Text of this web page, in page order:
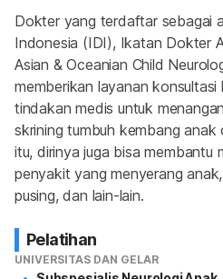
Dokter yang terdaftar sebagai
Indonesia (IDI), Ikatan Dokter
Asian & Oceanian Child
memberikan layanan konsultasi
tindakan medis untuk
skrining tumbuh kembang anak
itu, dirinya juga bisa membantu
penyakit yang menyerang
pusing, dan lain-lain.
Pelatihan
UNIVERSITAS DAN GELAR